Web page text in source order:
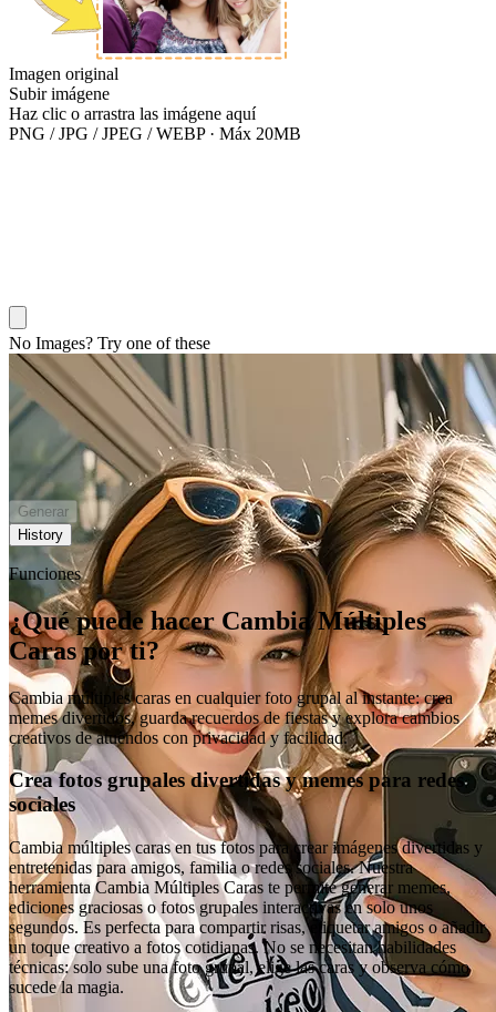
Imagen original
Subir imágene
Haz clic o arrastra las imágene aquí
PNG / JPG / JPEG / WEBP · Máx 20MB
No Images? Try one of these
Generar
History
Funciones
¿Qué puede hacer Cambia Múltiples
Caras por ti?
Cambia múltiples caras en cualquier foto grupal al instante: crea
memes divertidos, guarda recuerdos de fiestas y explora cambios
creativos de atuendos con privacidad y facilidad.
Crea fotos grupales divertidas y memes para redes
sociales
Cambia múltiples caras en tus fotos para crear imágenes divertidas y
entretenidas para amigos, familia o redes sociales. Nuestra
herramienta Cambia Múltiples Caras te permite generar memes,
ediciones graciosas o fotos grupales interactivas en solo unos
segundos. Es perfecta para compartir risas, etiquetar amigos o añadir
un toque creativo a fotos cotidianas. No se necesitan habilidades
técnicas: solo sube una foto grupal, elige las caras y observa cómo
sucede la magia.